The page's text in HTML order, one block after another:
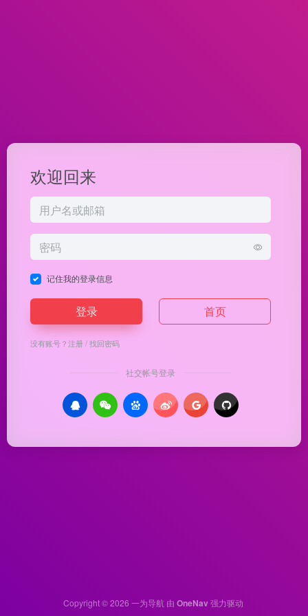
欢迎回来
记住我的登录信息
登录 首页
没有账号？注册/找回密码
社交帐号登录
Copyright © 2026 一为导航 由 OneNav强力驱动